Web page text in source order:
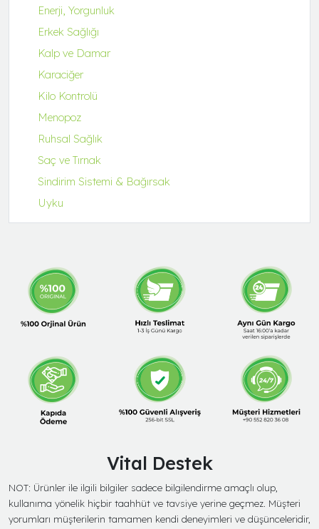
Enerji, Yorgunluk
Erkek Sağlığı
Kalp ve Damar
Karaciğer
Kilo Kontrolü
Menopoz
Ruhsal Sağlık
Saç ve Tırnak
Sindirim Sistemi & Bağırsak
Uyku
Vital Destek
NOT: Ürünler ile ilgili bilgiler sadece bilgilendirme amaçlı olup,
kullanıma yönelik hiçbir taahhüt ve tavsiye yerine geçmez. Müşteri
yorumları müşterilerin tamamen kendi deneyimleri ve düşünceleridir,